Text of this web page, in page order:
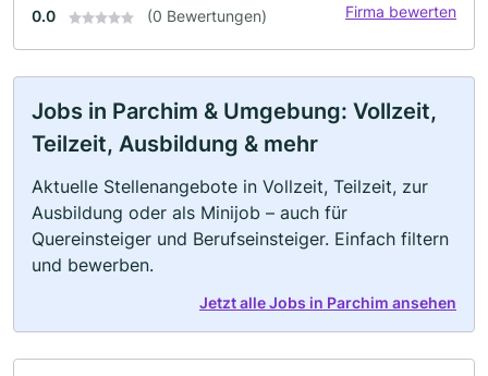
0.0 (0 Bewertungen) Firma bewerten
Jobs in Parchim & Umgebung: Vollzeit,
Teilzeit, Ausbildung & mehr
Aktuelle Stellenangebote in Vollzeit, Teilzeit, zur
Ausbildung oder als Minijob – auch für
Quereinsteiger und Berufseinsteiger. Einfach filtern
und bewerben.
Jetzt alle Jobs in Parchim ansehen